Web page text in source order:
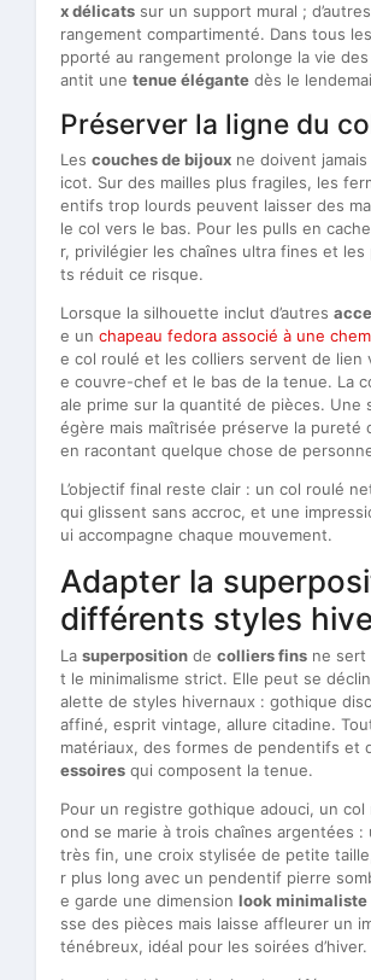
x délicats sur un support mural ;
rangement compartimenté. Dans tous
pporté au rangement prolonge la vie
antit une tenue élégante dès le
Préserver la ligne du
Les couches de bijoux ne doivent
icot. Sur des mailles plus fragiles, les
entifs trop lourds peuvent laisser des
le col vers le bas. Pour les pulls en
r, privilégier les chaînes ultra fines et
ts réduit ce risque.
Lorsque la silhouette inclut d’autres
e un chapeau fedora associé à une
e col roulé et les colliers servent de lien
e couvre-chef et le bas de la tenue. La
ale prime sur la quantité de pièces. Une
égère mais maîtrisée préserve la pureté
en racontant quelque chose de
L’objectif final reste clair : un col roulé
qui glissent sans accroc, et une
ui accompagne chaque mouvement.
Adapter la
différents styles
La superposition de colliers fins ne sert
t le minimalisme strict. Elle peut se
alette de styles hivernaux : gothique
affiné, esprit vintage, allure citadine.
matériaux, des formes de pendentifs et
essoires qui composent la tenue.
Pour un registre gothique adouci, un
ond se marie à trois chaînes argentées :
très fin, une croix stylisée de petite
r plus long avec un pendentif pierre
e garde une dimension look minimaliste
sse des pièces mais laisse affleurer un
ténébreux, idéal pour les soirées d’hiver.